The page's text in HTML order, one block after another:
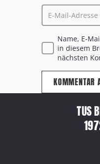
Name, E-
in diesem
nächsten
KOMMENTAR
TUS